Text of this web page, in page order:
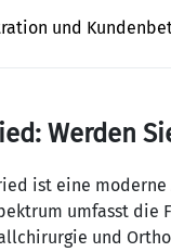
und
Werden
ist eine
umfasst die
und